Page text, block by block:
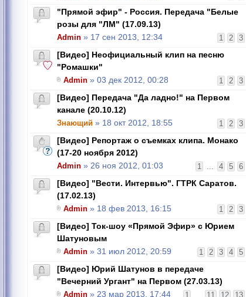
"Прямой эфир" - Россия. Передача "Белые
розы для "ЛМ" (17.09.13)
1 2 3
Admin » 17 сен 2013, 12:34
[Видео] Неофициальный клип на песню
"Ромашки"
1 2 3
Admin » 03 дек 2012, 00:28
[Видео] Передача "Да ладно!" на Первом
канале (20.10.12)
1 2 3
Знающий » 18 окт 2012, 18:55
[Видео] Репортаж о съемках клипа. Монако
(17-20 ноября 2012)
1 ... 4 5 6
Admin » 26 ноя 2012, 01:03
[Видео] "Вести. Интервью". ГТРК Саратов.
(17.02.13)
1 2 3
Admin » 18 фев 2013, 16:15
[Видео] Ток-шоу «Прямой Эфир» c Юрием
Шатуновым
1 2 3 4 5
Admin » 31 июл 2012, 20:59
[Видео] Юрий Шатунов в передаче
"Вечерний Ургант" на Первом (27.03.13)
1 11 12 13
Admin » 23 мар 2013, 17:44